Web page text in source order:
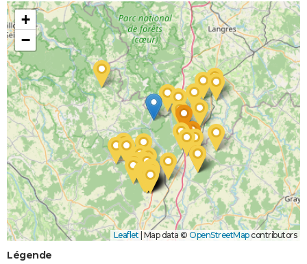
+
−
Leaflet Map data © OpenStreetMapcontributors
Légende